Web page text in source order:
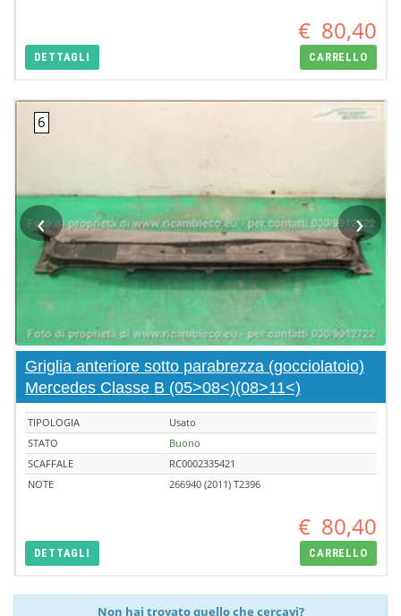
€ 80,40
DETTAGLI CARRELLO
‹ ›
Griglia anteriore sotto parabrezza (gocciolatoio)
Mercedes Classe B (05>08<)(08>11<)
TIPOLOGIA
Usato
STATO
Buono
SCAFFALE
RC0002335421
NOTE
266940 (2011) T2396
€ 80,40
DETTAGLI CARRELLO
Non hai trovato quello che cercavi?